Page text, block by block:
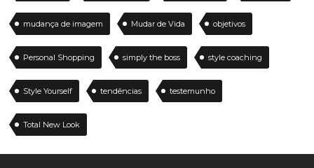
mudança de imagem Mudar de Vida objetivos
Personal Shopping simply the boss style coaching
Style Yourself tendências testemunho
Total New Look